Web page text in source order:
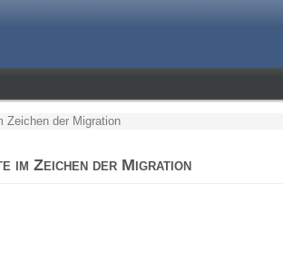
Zeichen der Migration
im Zeichen der Migration